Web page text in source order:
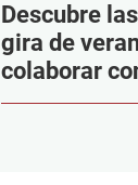
Descubre
gira de
colaborar